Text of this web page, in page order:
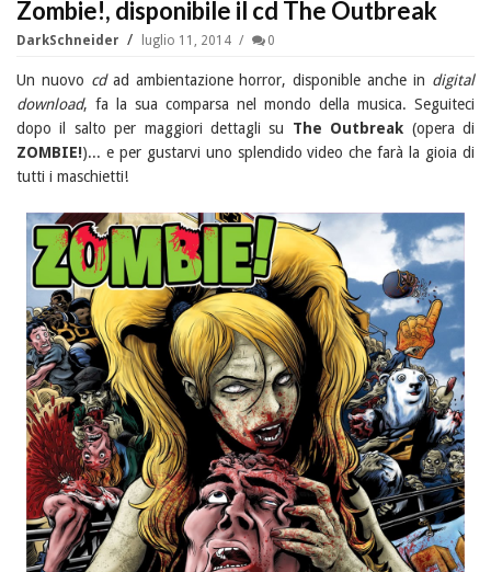
Zombie!, disponibile il cd The Outbreak
DarkSchneider luglio 11, 2014 0
Un nuovo cdad ambientazione horror, disponible anche in digital
download, fa la sua comparsa nel mondo della musica. Seguiteci
dopo il salto per maggiori dettagli su The Outbreak (opera di
ZOMBIE!)... e per gustarvi uno splendido video che farà la gioia di
tutti i maschietti!